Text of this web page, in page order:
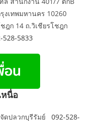
งเทพมหานคร 10260
ฎก 14 ถ.วิเชียรโชฎก
528-5833
นื่อ
ดปลวกบุรีรัมย์ 092-528-